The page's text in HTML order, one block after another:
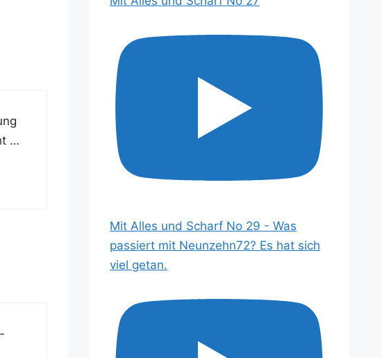
…
Mit Alles und Scharf No 29 - Was
passiert mit Neunzehn72? Es hat sich
viel getan.